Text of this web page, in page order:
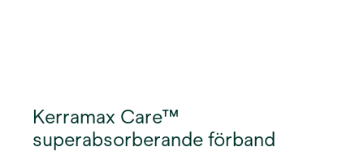
Kerramax Care™
superabsorberande förband